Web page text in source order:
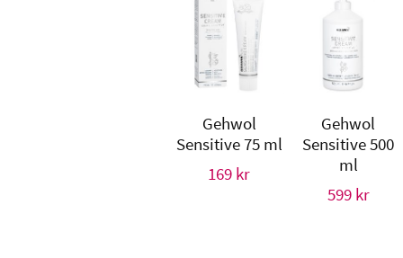
Gehwol
Sensitive 75 ml
169 kr
Gehwol
Sensitive 500
ml
599 kr